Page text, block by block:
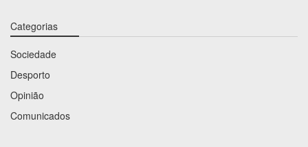
Categorias
Sociedade
Desporto
Opinião
Comunicados